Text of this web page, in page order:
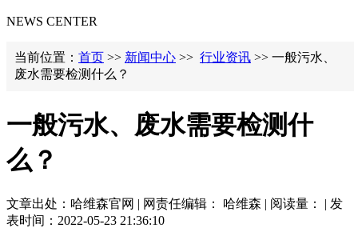
NEWS CENTER
当前位置： 首页 >> 新闻中心 >> 行业资讯 >> 一般污水、
废水需要检测什么？
一般污水、废水需要检测什
么？
文章出处：哈维森官网 | 网责任编辑： 哈维森 | 阅读量：
| 发
表时间：2022-05-23 21:36:10